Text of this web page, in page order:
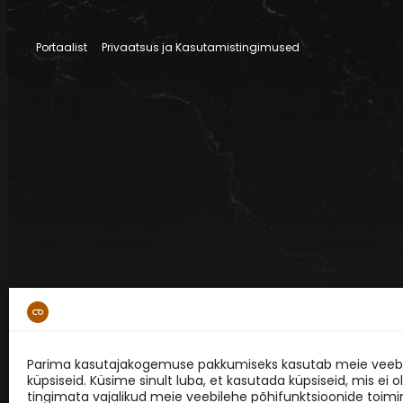
Parima kasutajakogemuse pakkumiseks kasutab meie
küpsiseid. Küsime sinult luba, et kasutada küpsiseid, mis ei
tingimata vajalikud meie veebilehe põhifunktsioonide
Portaalist Privaatsus ja Kasutamistingimused